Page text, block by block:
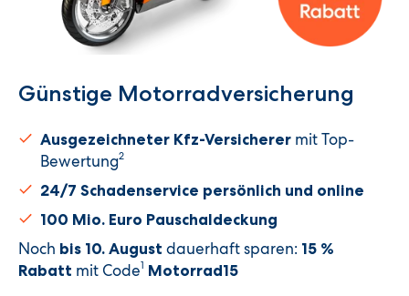
Günstige Motorradversicherung
Ausgezeichneter Kfz-Versicherer mit Top-
Bewertung2
24/7 Schadenservice persönlich und online
100 Mio. Euro Pauschaldeckung
Noch bis 10. August dauerhaft sparen: 15 %
Rabatt mit Code1 Motorrad15